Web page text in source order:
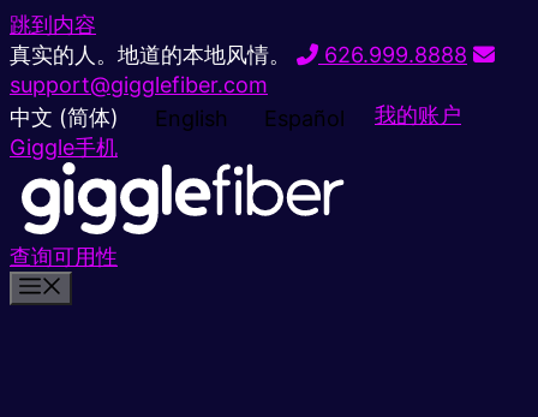
跳到内容
真实的人。地道的本地风情。
626.999.8888
support@gigglefiber.com
中文 (简体)
English Español
我的账户
Giggle手机
查询可用性